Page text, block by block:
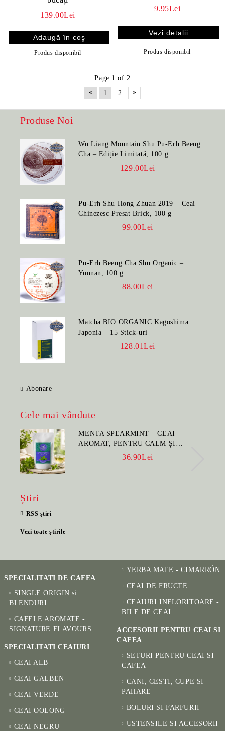
139.00Lei
Produs disponibil
9.95Lei
Vezi detalii
Produs disponibil
Page 1 of 2
«
1 2 »
Produse Noi
Wu Liang Mountain Shu Pu-Erh Beeng
Cha – Ediție Limitată, 100 g
129.00Lei
Pu-Erh Shu Hong Zhuan 2019 – Ceai
Chinezesc Presat Brick, 100 g
99.00Lei
Pu-Erh Beeng Cha Shu Organic –
Yunnan, 100 g
88.00Lei
Matcha BIO ORGANIC Kagoshima
Japonia – 15 Stick-uri
128.01Lei
Abonare
Cele mai vândute
MENTA SPEARMINT – CEAI
AROMAT, PENTRU CALM ȘI
BENEFIC PENTRU SĂNĂTATE
36.90Lei
Știri
RSS știri
Vezi toate știrile
SPECIALITATI DE CAFEA
SINGLE ORIGIN si
BLENDURI
CAFELE AROMATE -
SIGNATURE FLAVOURS
SPECIALITATI CEAIURI
CEAI ALB
CEAI GALBEN
CEAI VERDE
CEAI OOLONG
CEAI NEGRU
YERBA MATE - CIMARRÓN
CEAI DE FRUCTE
CEAIURI INFLORITOARE -
BILE DE CEAI
ACCESORII PENTRU CEAI SI
CAFEA
SETURI PENTRU CEAI SI
CAFEA
CANI, CESTI, CUPE SI
PAHARE
BOLURI SI FARFURII
USTENSILE SI ACCESORII